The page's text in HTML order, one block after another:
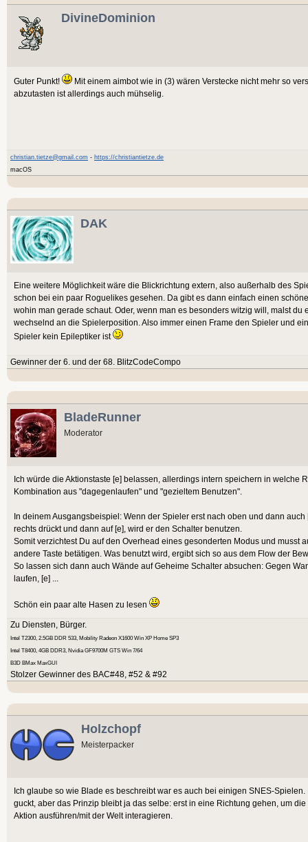
DivineDominion
Guter Punkt!
Mit einem aimbot wie in (3) wären Verstecke nicht mehr so
abzutasten ist allerdings auch mühselig.
christian.tietze@gmail.com - https://christiantietze.de
macOS
DAK
Eine weitere Möglichkeit wäre die Blickrichtung extern, also außerhalb des
schon bei ein paar Roguelikes gesehen. Da gibt es dann einfach einen
wohin man gerade schaut. Oder, wenn man es besonders witzig will, malst du
wechselnd an die Spielerposition. Also immer einen Frame den Spieler und
Spieler kein Epileptiker ist
Gewinner der 6. und der 68. BlitzCodeCompo
BladeRunner
Moderator
Ich würde die Aktionstaste [e] belassen, allerdings intern speichern in welche
Kombination aus "dagegenlaufen" und "gezieltem Benutzen".
In deinem Ausgangsbeispiel: Wenn der Spieler erst nach oben und dann
rechts drückt und dann auf [e], wird er den Schalter benutzen.
Somit verzichtest Du auf den Overhead eines gesonderten Modus und musst
andere Taste betätigen. Was benutzt wird, ergibt sich so aus dem Flow der
So lassen sich dann auch Wände auf Geheime Schalter absuchen: Gegen
laufen, [e] ...
Schön ein paar alte Hasen zu lesen
Zu Diensten, Bürger.
Intel T2300, 2.5GB DDR 533, Mobility Radeon X1600 Win XP Home SP3
Intel T8400, 4GB DDR3, Nvidia GF9700M GTS Win 7/64
B3D BMax MaxGUI
Stolzer Gewinner des BAC#48, #52 & #92
Holzchopf
Meisterpacker
Ich glaube so wie Blade es beschreibt war es auch bei einigen SNES-
guckt, aber das Prinzip bleibt ja das selbe: erst in eine Richtung gehen, um
Aktion ausführen/mit der Welt interagieren.